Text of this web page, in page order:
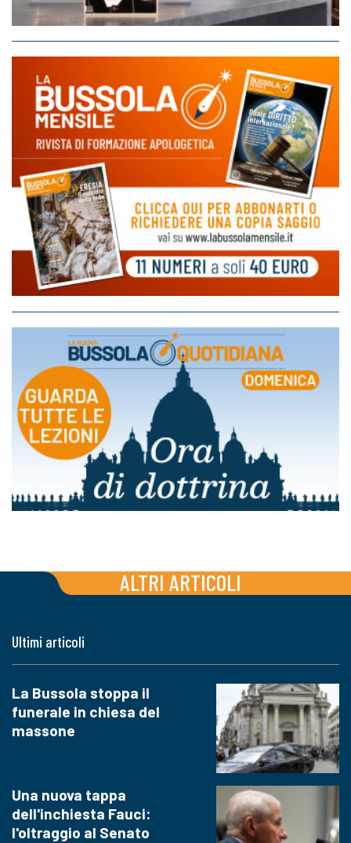
ALTRI ARTICOLI
Ultimi articoli
La Bussola stoppa il
funerale in chiesa del
massone
Una nuova tappa
dell'inchiesta Fauci:
l'oltraggio al Senato